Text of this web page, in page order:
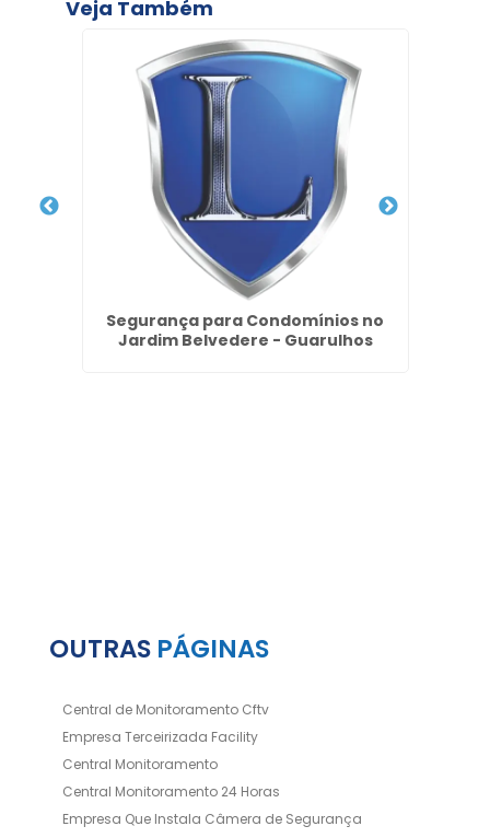
Veja Também
Segurança para Condomínios no
Jardim Belvedere - Guarulhos
OUTRAS PÁGINAS
Central de Monitoramento Cftv
Empresa Terceirizada Facility
Central Monitoramento
Central Monitoramento 24 Horas
Empresa Que Instala Câmera de Segurança